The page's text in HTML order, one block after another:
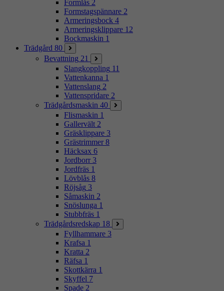
Formlås 2
Formstagspännare 2
Armeringsbock 4
Armeringsklippare 12
Bockmaskin 1
Trädgård 80
Bevattning 21
Slangkoppling 11
Vattenkanna 1
Vattenslang 2
Vattenspridare 2
Trädgårdsmaskin 40
Flismaskin 1
Gallervält 2
Gräsklippare 3
Grästrimmer 8
Häcksax 6
Jordborr 3
Jordfräs 1
Lövblås 8
Röjsåg 3
Såmaskin 2
Snöslunga 1
Stubbfräs 1
Trädgårdsredskap 18
Fyllhammare 3
Krafsa 1
Kratta 2
Räfsa 1
Skottkärra 1
Skyffel 7
Spade 2